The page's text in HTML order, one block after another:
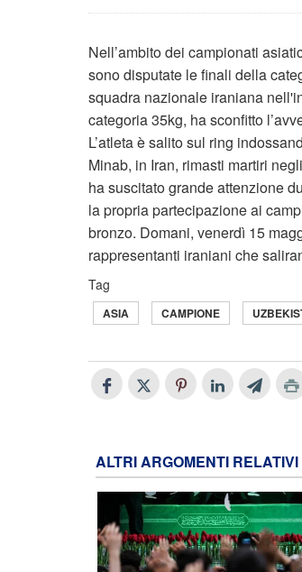
Nell’ambito dei campionati
sono disputate le finali della
squadra nazionale iraniana
categoria 35kg, ha sconfitto
L’atleta è salito sul ring
Minab, in Iran, rimasti martiri
ha suscitato grande attenzione
la propria partecipazione ai
bronzo. Domani, venerdì 15
rappresentanti iraniani che
Tag
ASIA CAMPIONE
ALTRI ARGOMENTI RELATIVI